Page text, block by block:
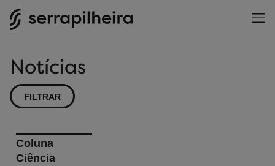
Notícias
FILTRAR
Coluna
Ciência